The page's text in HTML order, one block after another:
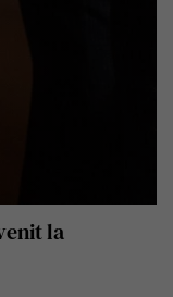
la